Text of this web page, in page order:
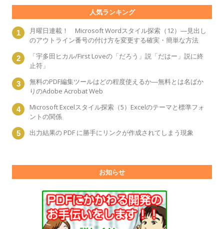
人気ランキング
月曜日連載！ Microsoft Wordスタイル探索（12）―見出し
のアウトライン番号の付け方を変更する確実・簡単な方法
「宇多田ヒカル/First Loveの「だろう」説「だはー」説に終
止符」
無料のPDF編集ツールはどの程度使えるか―無料とは名ばか
りのAdobe Acrobat Web
Microsoft Excelスタイル探索（5）Excelのテーマと標準フォ
ントの関係
出力結果の PDF に勝手にリンクが作成されてしまう現象
お知らせ